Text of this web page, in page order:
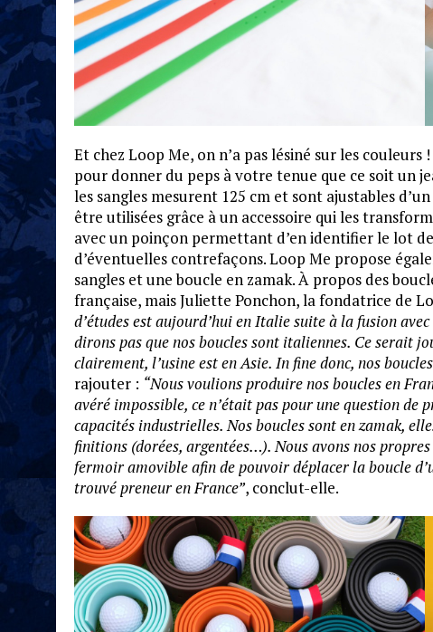
Et chez Loop Me, on n’a pas lésiné sur les
pour donner du peps à votre tenue que ce soit un
les sangles mesurent 125 cm et sont ajustables
être utilisées grâce à un accessoire qui les
avec un poinçon permettant d’en identifier le lot
d’éventuelles contrefaçons. Loop Me propose
sangles et une boucle en zamak. À propos des
française, mais Juliette Ponchon, la fondatrice de
d’études est aujourd’hui en Italie suite à la fusion
dirons pas que nos boucles sont italiennes. Ce serait
clairement, l’usine est en Asie. In fine donc, nos
rajouter : “Nous voulions produire nos boucles en
avéré impossible, ce n’était pas pour une question de
capacités industrielles. Nos boucles sont en zamak,
finitions (dorées, argentées…). Nous avons nos
fermoir amovible afin de pouvoir déplacer la boucle
trouvé preneur en France”, conclut-elle.